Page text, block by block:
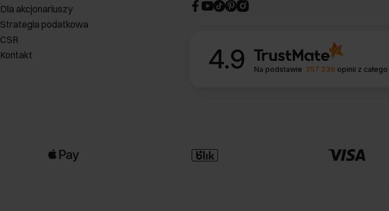
Dla akcjonariuszy
Strategia podatkowa
CSR
Kontakt
4.9 Na podstawie 357 239 opinii z